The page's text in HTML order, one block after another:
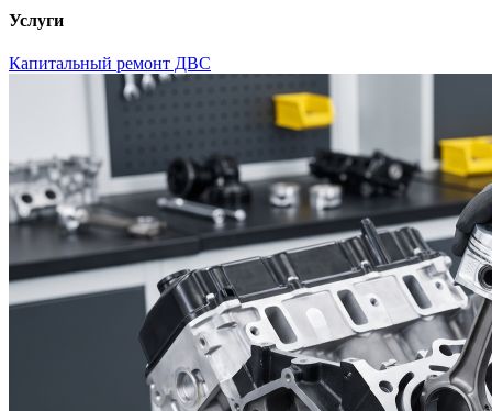
Услуги
Капитальный ремонт ДВС